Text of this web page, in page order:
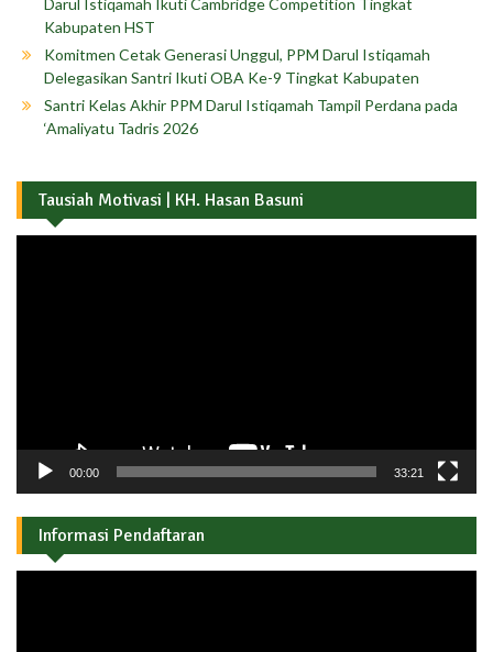
Darul Istiqamah Ikuti Cambridge Competition Tingkat
Kabupaten HST
Komitmen Cetak Generasi Unggul, PPM Darul Istiqamah
Delegasikan Santri Ikuti OBA Ke-9 Tingkat Kabupaten
Santri Kelas Akhir PPM Darul Istiqamah Tampil Perdana pada
‘Amaliyatu Tadris 2026
Tausiah Motivasi | KH. Hasan Basuni
00:00 33:21
Informasi Pendaftaran